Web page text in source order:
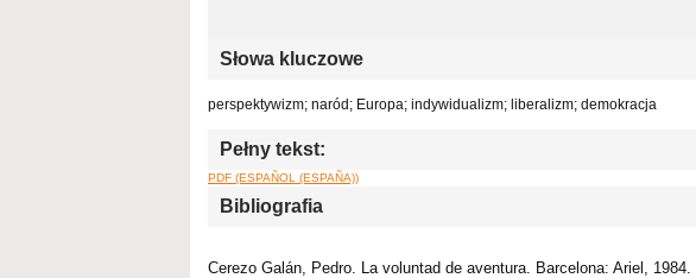
Słowa kluczowe
perspektywizm; naród; Europa; indywidualizm; liberalizm; demokracja
Pełny tekst:
PDF (ESPAÑOL (ESPAÑA))
Bibliografia
Cerezo Galán, Pedro. La voluntad de aventura. Barcelona: Ariel, 1984.